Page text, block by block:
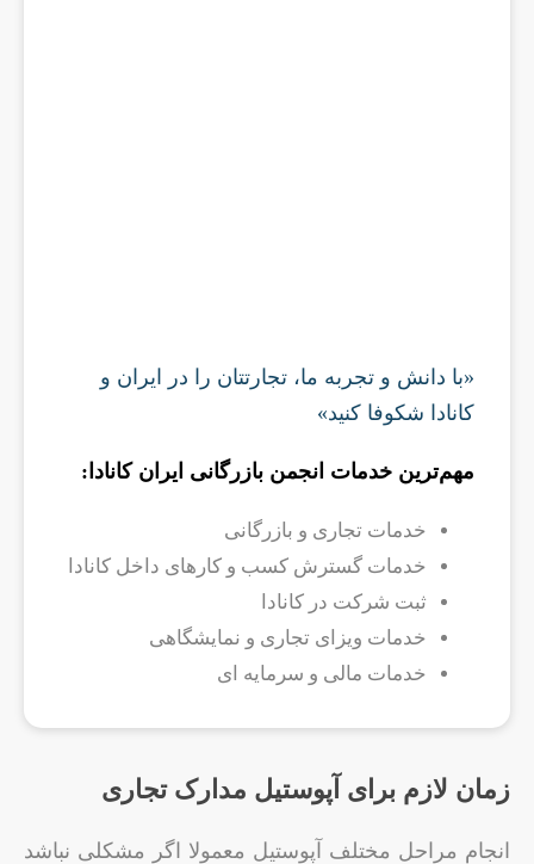
«با دانش و تجربه ما، تجارتتان را در ایران و
کانادا شکوفا کنید»
مهم‌ترین خدمات انجمن بازرگانی ایران کانادا:
خدمات تجاری و بازرگانی
خدمات گسترش کسب و کارهای داخل کانادا
ثبت شرکت در کانادا
خدمات ویزای تجاری و نمایشگاهی
خدمات مالی و سرمایه ای
زمان لازم برای آپوستیل مدارک تجاری
انجام مراحل مختلف آپوستیل معمولا اگر مشکلی نباشد